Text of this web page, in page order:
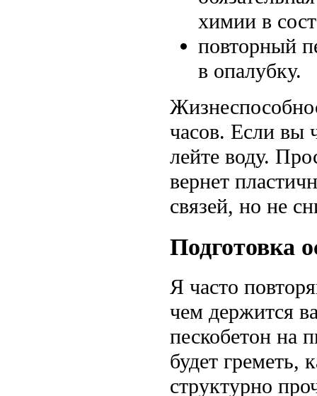
химии в
повторный
в опалубку.
часов. Если вы
лейте воду.
вернет
связей, но не
Подготовка
Я часто
чем держится
пескобетон на
будет греметь,
структурно